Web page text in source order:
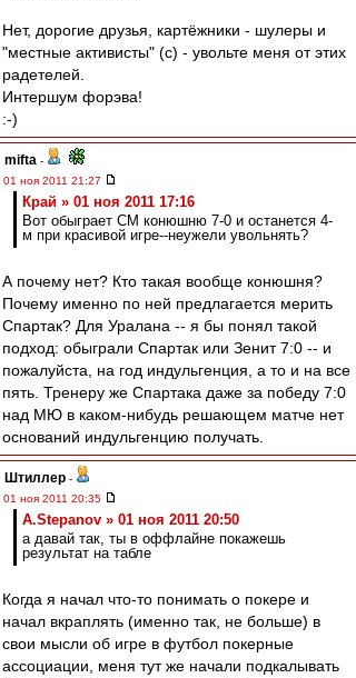
Нет, дорогие друзья, картёжники - шулеры и
"местные активисты" (с) - увольте меня от этих
радетелей.
Интершум форэва!
:-)
mifta -
01 ноя 2011 21:27
Край » 01 ноя 2011 17:16
Вот обыграет СМ конюшню 7-0 и останется 4-
м при красивой игре--неужели увольнять?
А почему нет? Кто такая вообще конюшня?
Почему именно по ней предлагается мерить
Спартак? Для Уралана -- я бы понял такой
подход: обыграли Спартак или Зенит 7:0 -- и
пожалуйста, на год индульгенция, а то и на все
пять. Тренеру же Спартака даже за победу 7:0
над МЮ в каком-нибудь решающем матче нет
оснований индульгенцию получать.
Штиллер -
01 ноя 2011 20:35
A.Stepanov » 01 ноя 2011 20:50
а давай так, ты в оффлайне покажешь
результат на табле
Когда я начал что-то понимать о покере и
начал вкраплять (именно так, не больше) в
свои мысли об игре в футбол покерные
ассоциации, меня тут же начали подкалывать